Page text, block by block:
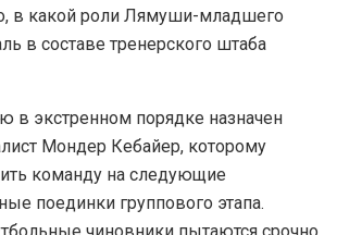
в какой роли Лямуши-младшего
в составе тренерского штаба
в экстренном порядке назначен
Мондер Кебайер, которому
команду на следующие
поединки группового этапа.